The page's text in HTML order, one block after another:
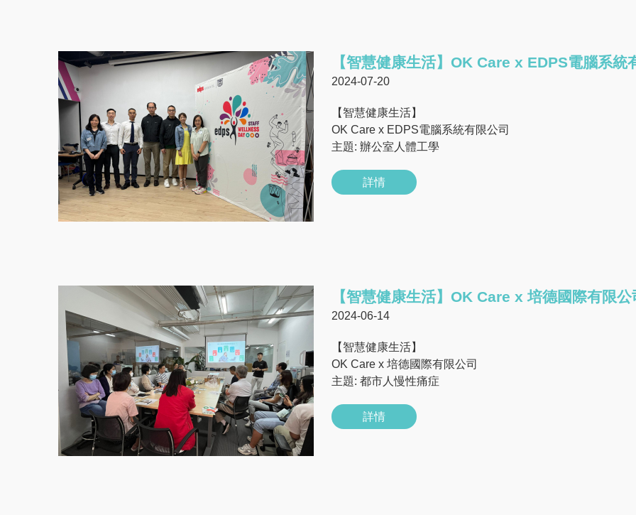
【智慧健康生活】OK Care x EDPS電腦系統
2024-07-20
【智慧健康生活】
OK Care x EDPS電腦系統有限公司
主題: 辦公室人體工學
詳情
【智慧健康生活】OK Care x 培德國際有限公
2024-06-14
【智慧健康生活】
OK Care x 培德國際有限公司
主題: 都市人慢性痛症
詳情